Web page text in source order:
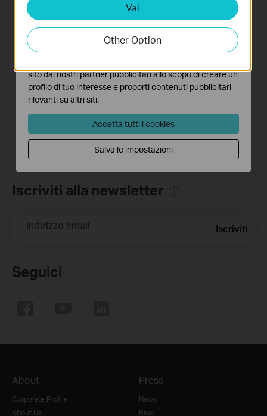
Modifications and Bug Fixes:
1. Fixed the problem that Pharos Control may not work
normally in Turkish language operating system.
2. Improved security mechanism.
Notes:
1. When upgrading from the older version, it will cover
previous data. So please backup the data first before
updating the software.
Iscriviti alla newsletter
Indirizzo email Iscriviti
Seguici
About
Corporate Profile
About Us
Press
News
Blog
Vai
Other Option
Analytics e Marketing Cookies
I cookies analitici ci permettono di analizzare le tue
attività sul nostro sito allo scopo di migliorarne le
funzionalità.
sito dai nostri partner pubblicitari allo scopo di creare un
profilo di tuo interesse e proporti contenuti pubblicitari
rilevanti su altri siti.
Accetta tutti i cookies
Salva le impostazioni